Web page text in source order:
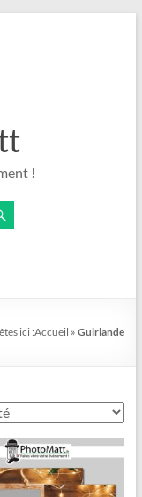
!
ici :Accueil »Guirlande